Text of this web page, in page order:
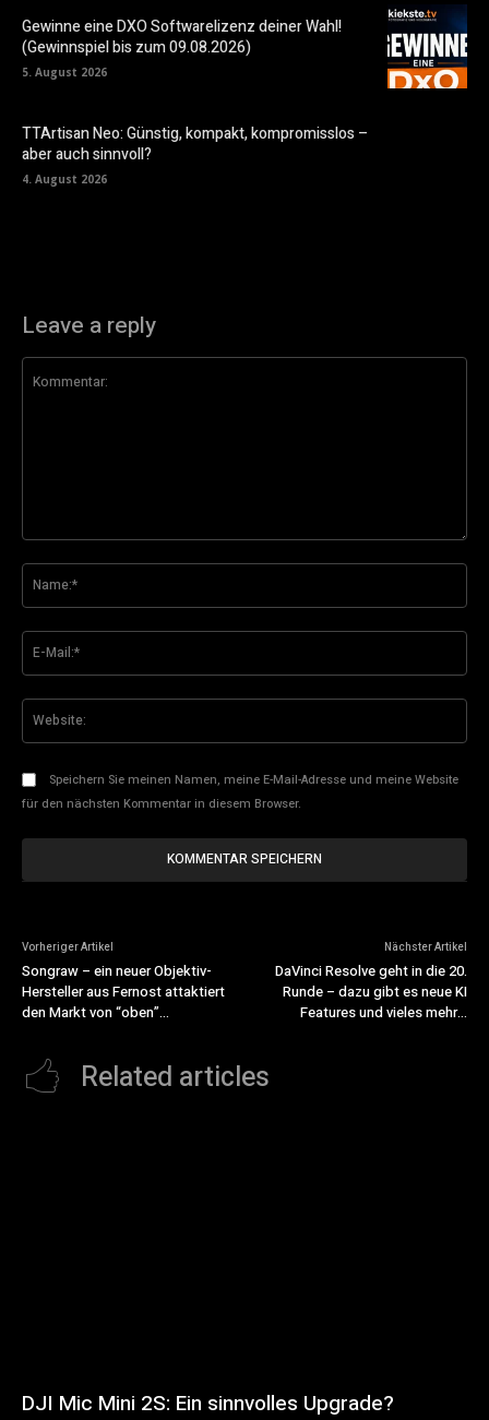
Gewinne eine DXO Softwarelizenz deiner Wahl!
(Gewinnspiel bis zum 09.08.2026)
5. August 2026
TTArtisan Neo: Günstig, kompakt, kompromisslos –
aber auch sinnvoll?
4. August 2026
Leave a reply
Speichern Sie meinen Namen, meine E-Mail-Adresse und meine Website
für den nächsten Kommentar in diesem Browser.
Vorheriger Artikel
Songraw – ein neuer Objektiv-
Hersteller aus Fernost attaktiert
den Markt von “oben”…
Nächster Artikel
DaVinci Resolve geht in die 20.
Runde – dazu gibt es neue KI
Features und vieles mehr…
Related articles
DJI Mic Mini 2S: Ein sinnvolles Upgrade?